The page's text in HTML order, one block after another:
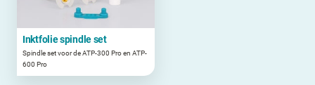
Inktfolie spindle set
Spindle set voor de ATP-300 Pro en ATP-
600 Pro